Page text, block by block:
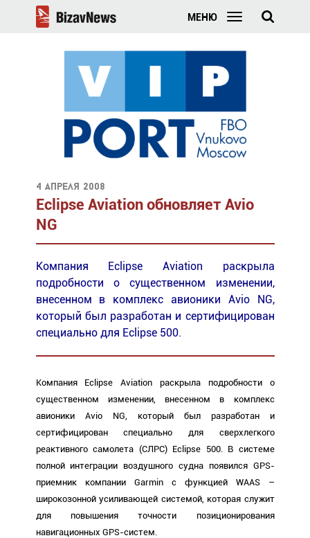
МЕНЮ
4 апреля 2008
Eclipse Aviation обновляет Avio
NG
Компания Eclipse Aviation раскрыла
подробности о существенном изменении,
внесенном в комплекс авионики Avio NG,
который был разработан и сертифицирован
специально для Eclipse 500.
Компания Eclipse Aviation раскрыла подробности о
существенном изменении, внесенном в комплекс
авионики Avio NG, который был разработан и
сертифицирован специально для сверхлегкого
реактивного самолета (СЛРС) Eclipse 500. В системе
полной интеграции воздушного судна появился GPS-
приемник компании Garmin с функцией WAAS –
широкозонной усиливающей системой, которая служит
для повышения точности позиционирования
навигационных GPS-систем.